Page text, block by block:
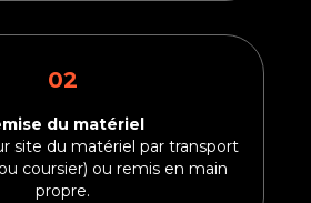
02
du matériel
site du matériel par transport
coursier) ou remis en main
propre.